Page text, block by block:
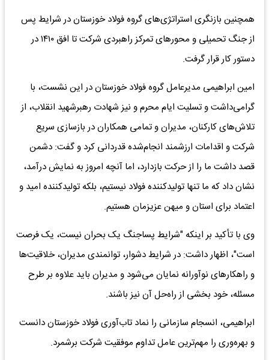
همچنین بازنگری استراتژی‌های گروه فولاد خوزستان در شرایط پس
از جنگ تحمیلی و محورهای تمرکز راهبردی شرکت تا افق ۱۴۱۰ در
دستور کار قرار گرفت.
امین ابراهیمی مدیرعامل گروه فولاد خوزستان در این نشست، با
گرامی‌داشت و تسلیت ایام محرم و نیز شهادت رهبرشهید انقلاب، از
تلاش‌های کارکنان، مدیران و تمامی همکاران در بازسازی سریع
شرکت و اقدامات ارزشمند انجام‌شده قدردانی کرد و گفت: دشمن
قصد داشت ما را از حرکت بازدارد، اما آنچه امروز به نمایش درآمد،
نشان داد که ما تنها تولیدکننده فولاد نیستیم، بلکه تولیدکننده امید و
اعتماد برای استان و میهن عزیزمان هستیم.
وی با تأکید بر اینکه "شرایط پساجنگ یک بحران نیست، یک فرصت
است"، اظهار داشت: در شرایط دشوار، توانمندی مدیران، خلاقیت‌ها
و راهکارهای نوآورانه نمایان می‌شود و مدیران باید علاوه بر طرح
مسئله، خود بخشی از راه‌حل آن نیز باشند.
ابراهیمی، انسجام سازمانی را نماد تاب‌آوری فولاد خوزستان دانست
و بهره‌وری را مهم‌ترین عامل تداوم موفقیت شرکت برشمرد.